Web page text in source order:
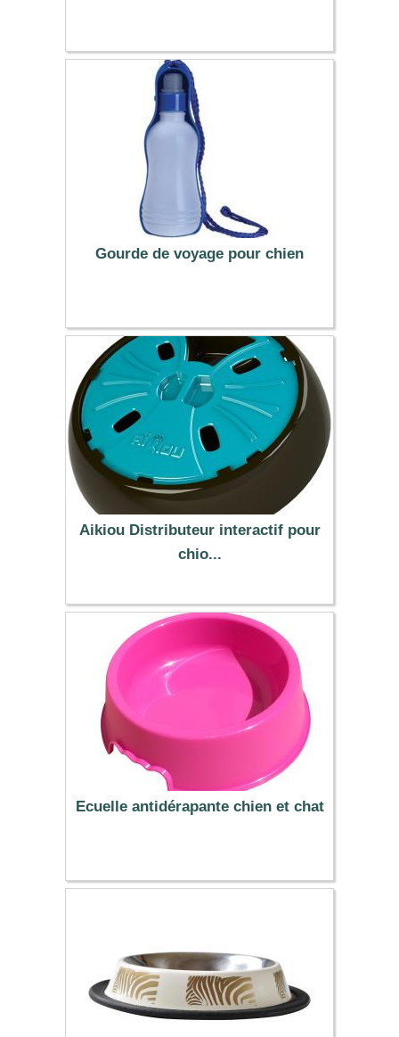
22.99 €
Gourde de voyage pour chien
5.99 €
Aikiou Distributeur interactif pour
chio...
21.99 €
Ecuelle antidérapante chien et chat
3.99 €